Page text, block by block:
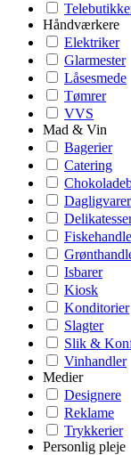
Håndværkere
Elektriker
Glarmester
Låsesmede
Tømrer
VVS
Mad & Vin
Bagerier
Catering
Dagligvarer
Isbarer
Kiosk
Konditorier
Slagter
Slik &
Vinhandler
Medier
Designere
Reklame
Trykkerier
Personlig pleje